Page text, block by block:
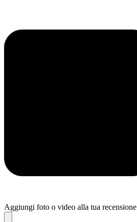
Aggiungi foto o video alla tua recensione